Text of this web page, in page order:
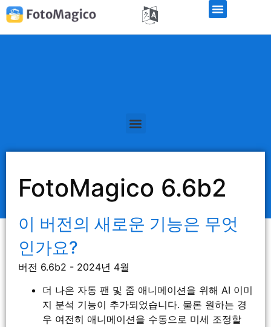
FotoMagico 6.6b2
이 버전의 새로운 기능은 무엇
인가요?
버전 6.6b2 - 2024년 4월
더 나은 자동 팬 및 줌 애니메이션을 위해 AI 이미
지 분석 기능이 추가되었습니다. 물론 원하는 경
우 여전히 애니메이션을 수동으로 미세 조정할